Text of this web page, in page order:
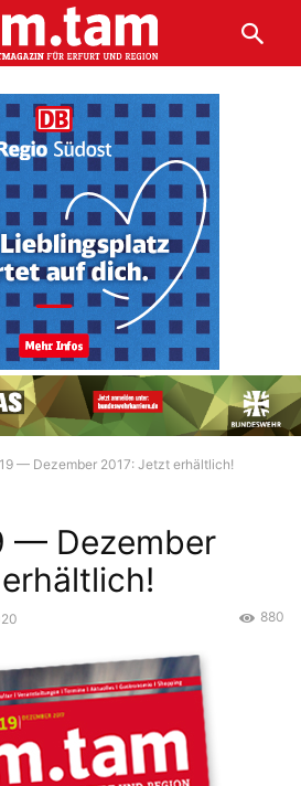
— Dezember 2017: Jetzt erhältlich!
— Dezember
880